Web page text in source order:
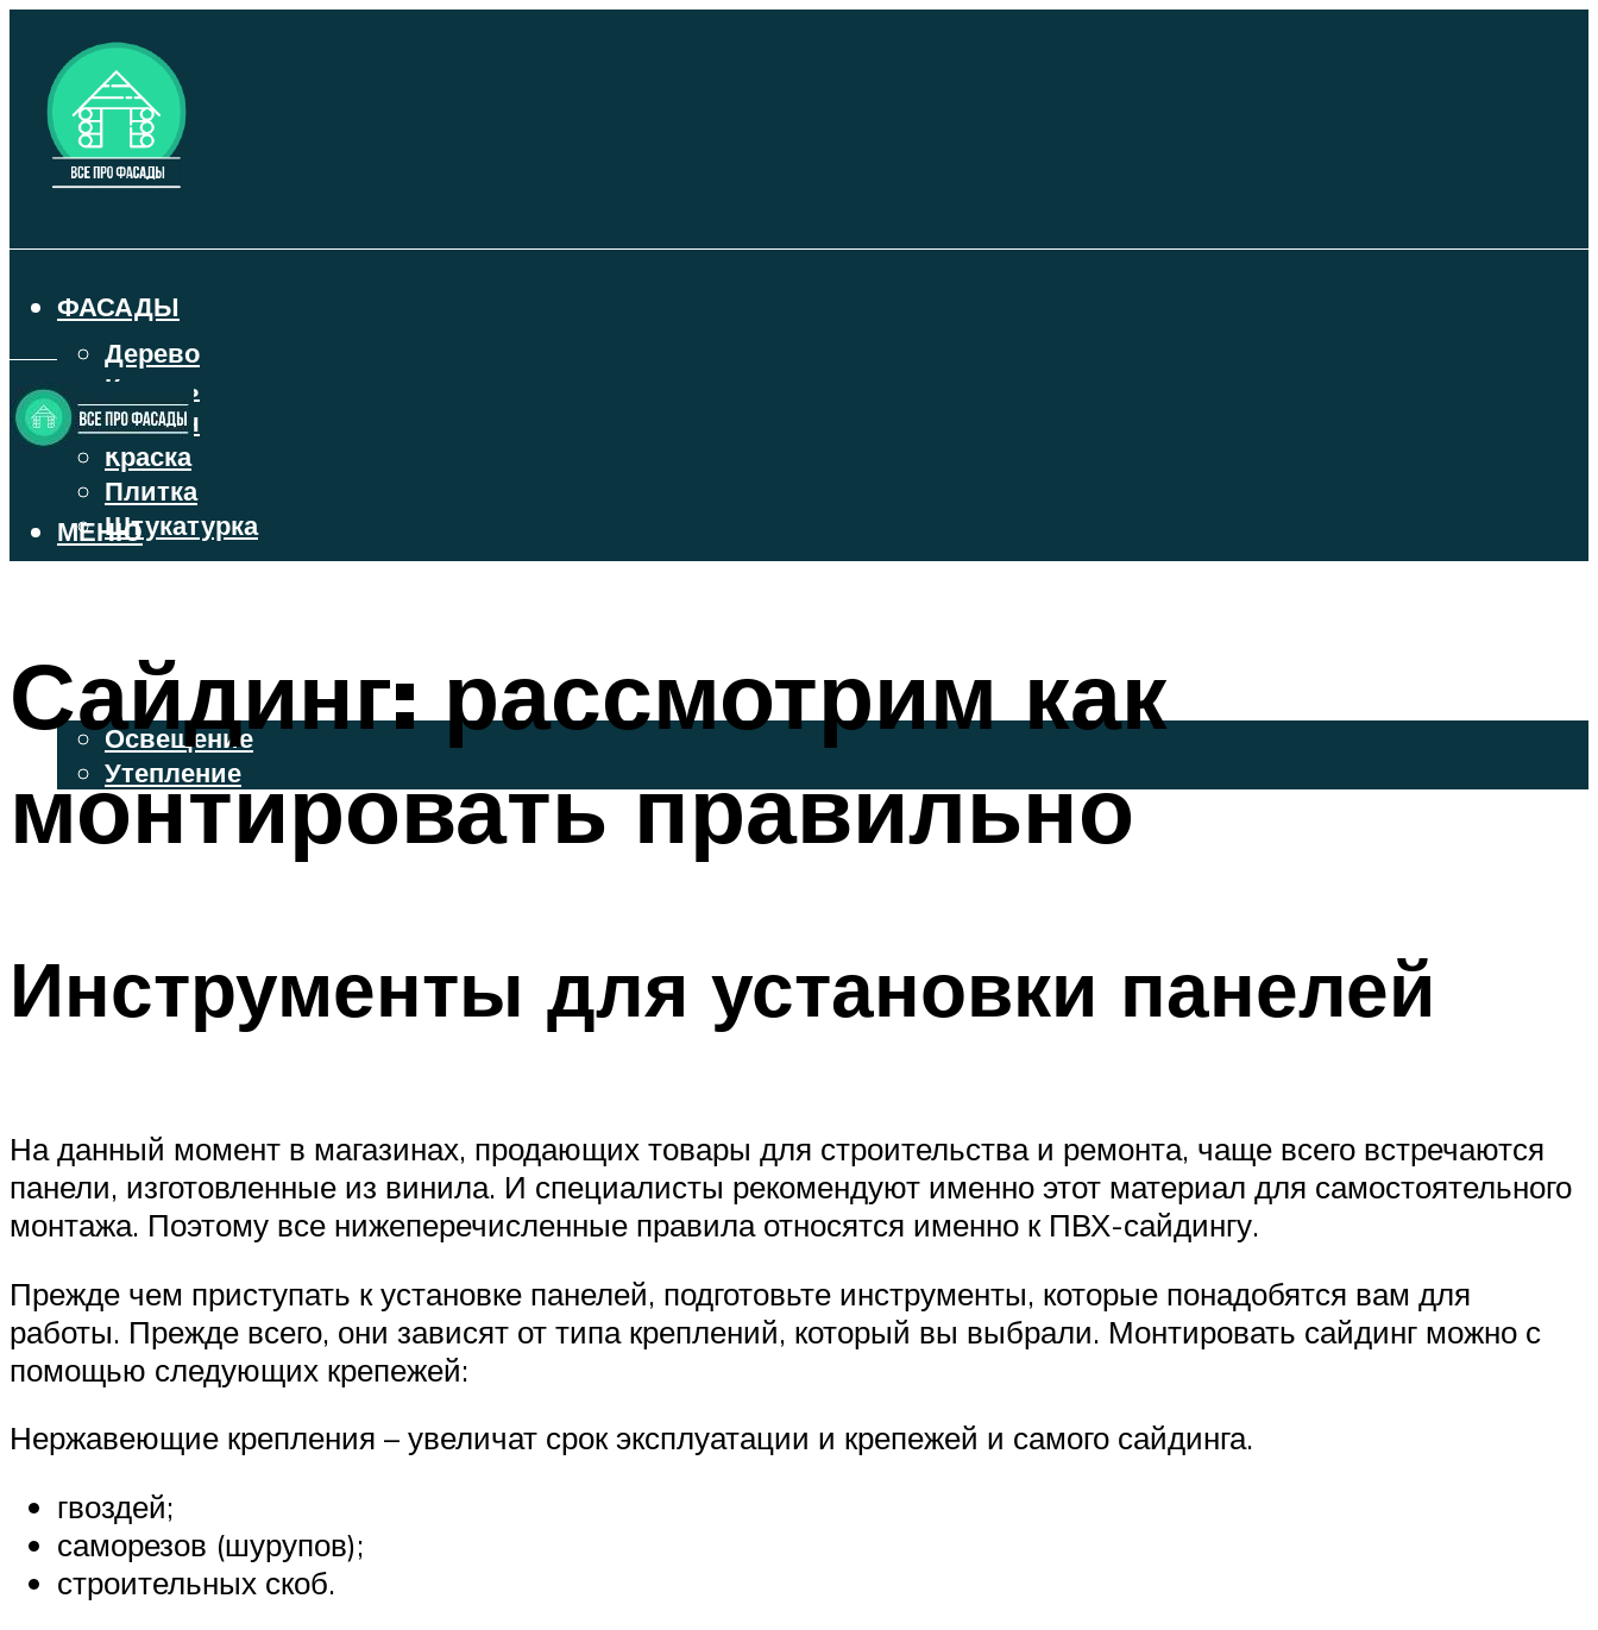
ФАСАДЫ
Дерево
Камень
Кирпич
Краска
Плитка
Штукатурка
ВЕНТИЛИРУЕМЫЕ ФАСАДЫ
ОСВЕЩЕНИЕ И УТЕПЛЕНИЕ
Освещение
Утепление
ДЕКОР
МЕНЮ
Сайдинг: рассмотрим как
монтировать правильно
Инструменты для установки панелей
На данный момент в магазинах, продающих товары для строительства и ремонта, чаще всего встречаются
панели, изготовленные из винила. И специалисты рекомендуют именно этот материал для самостоятельного
монтажа. Поэтому все нижеперечисленные правила относятся именно к ПВХ-сайдингу.
Прежде чем приступать к установке панелей, подготовьте инструменты, которые понадобятся вам для
работы. Прежде всего, они зависят от типа креплений, который вы выбрали. Монтировать сайдинг можно с
помощью следующих крепежей:
Нержавеющие крепления – увеличат срок эксплуатации и крепежей и самого сайдинга.
гвоздей;
саморезов (шурупов);
строительных скоб.